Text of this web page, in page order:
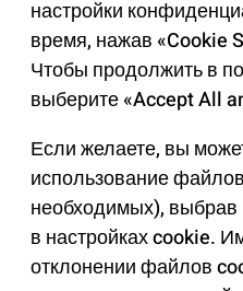
настройки
время, нажав «Cookie
Чтобы продолжить в
выберите «Accept All
Если желаете, вы
использование
необходимых),
в настройках cookie.
отклонении файлов